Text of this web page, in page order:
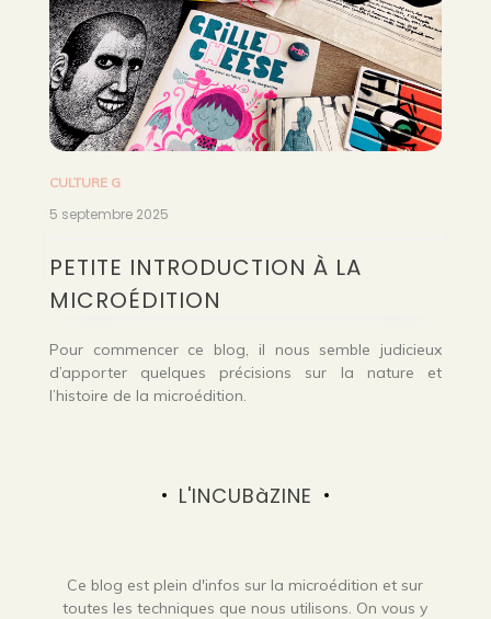
CULTURE G
5 septembre 2025
PETITE INTRODUCTION À LA
MICROÉDITION
Pour commencer ce blog, il nous semble judicieux
d’apporter quelques précisions sur la nature et
l’histoire de la microédition.
L'INCUBàZINE
Ce blog est plein d'infos sur la microédition et sur
toutes les techniques que nous utilisons. On vous y